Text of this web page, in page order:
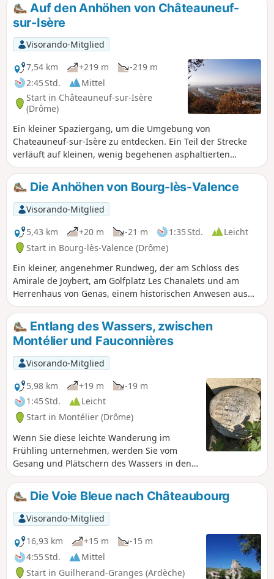
Auf den Anhöhen von Châteauneuf-
sur-Isère
Visorando-Mitglied
7,54 km
+219 m
-219 m
2:45 Std.
Mittel
Start in Châteauneuf-sur-Isère
(Drôme)
Ein kleiner Spaziergang, um die Umgebung von
Chateauneuf-sur-Isère zu entdecken. Ein Teil der Strecke
verläuft auf kleinen, wenig begehenen asphaltierten
Straßen, ist aber dennoch angenehm.
Die Anhöhen von Bourg-lès-Valence
Visorando-Mitglied
5,43 km
+20 m -21 m 1:35 Std.
Leicht
Start in Bourg-lès-Valence (Drôme)
Ein kleiner, angenehmer Rundweg, der am Schloss des
Amirale de Joybert, am Golfplatz Les Chanalets und am
Herrenhaus von Genas, einem historischen Anwesen aus
dem 14. Jahrhundert, vorbeiführt.
Entlang des Wassers, zwischen
Montélier und Fauconnières
Visorando-Mitglied
5,98 km
+19 m
-19 m
1:45 Std.
Leicht
Start in Montélier (Drôme)
Wenn Sie diese leichte Wanderung im
Frühling unternehmen, werden Sie vom
Gesang und Plätschern des Wassers in den
Kanälen, Bächen und Flüssen, an denen Sie
entlang der gesamten Strecke
vorbeikommen, verzaubert sein. Außerdem
können Sie die große Artenvielfalt der in
dieser Jahreszeit blühenden Vegetation
genießen. Eine Option (zusätzliche 30
Minuten hin und zurück) ermöglicht es
Ihnen, bis zum Dorf Fauconnières zu gehen.
Die Voie Bleue nach Châteaubourg
Visorando-Mitglied
16,93 km
+15 m
-15 m
4:55 Std.
Mittel
Start in Guilherand-Granges (Ardèche)